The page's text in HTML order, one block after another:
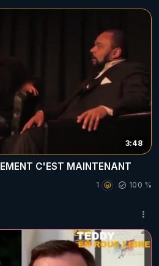
3:48
C'EST MAINTENANT
1 100 %